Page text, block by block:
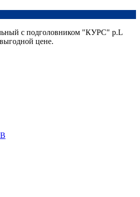
с подголовником "КУРС" р.L
цене.